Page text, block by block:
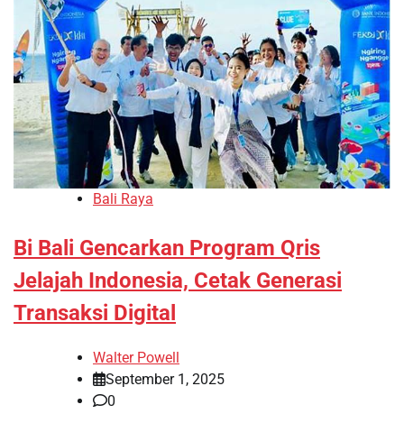
Bali Raya
Bi Bali Gencarkan Program Qris
Jelajah Indonesia, Cetak Generasi
Transaksi Digital
Walter Powell
September 1, 2025
0